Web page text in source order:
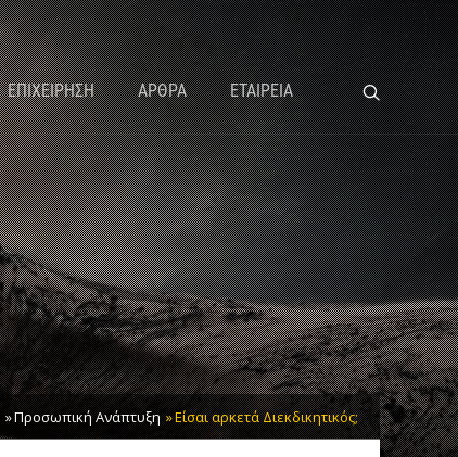
ΕΠΙΧΕΙΡΗΣΗ ΑΡΘΡΑ ΕΤΑΙΡΕΙΑ
Προσωπική Ανάπτυξη Είσαι αρκετά Διεκδικητικός;